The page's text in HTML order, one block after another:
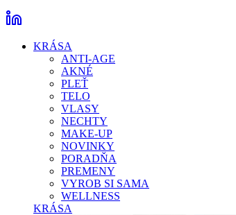
KRÁSA
ANTI-AGE
AKNÉ
PLEŤ
TELO
VLASY
NECHTY
MAKE-UP
NOVINKY
PORADŇA
PREMENY
VYROB SI SAMA
WELLNESS
KRÁSA